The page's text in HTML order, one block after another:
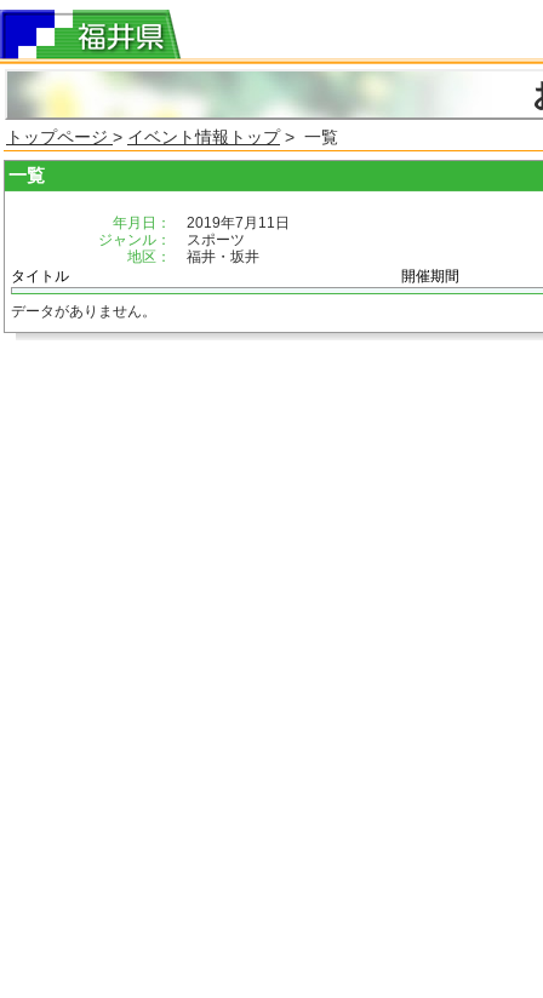
トップページ > イベント情報トップ> 一覧
一覧
年月日：
2019年7月11日
ジャンル：
スポーツ
地区：
福井・坂井
タイトル
開催期間
データがありません。